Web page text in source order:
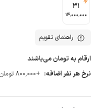
31
14٬000٬000
راهنمای تقویم
ارقام به تومان می‌باشند
نرخ هر نفر اضافه: +800٬000 تومان / بیشتر از 6 نفر